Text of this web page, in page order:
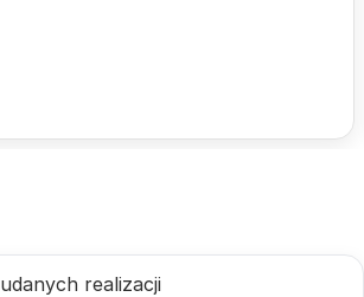
udanych realizacji